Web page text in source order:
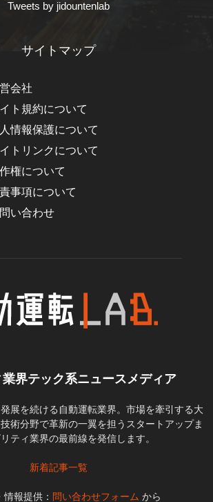
Tweets by jidountenlab
サイトマップ
会社
ト規約について
情報保護について
トリンクについて
権について
事項について
い合わせ
界テック系ニュースメディア
展を続ける自動運転業界。市場を牽引する大
術分野で革新の一翼を担うスタートアップま
ティ業界の最前線を発信します。
新着記事一覧
報提供： 問い合わせフォーム から